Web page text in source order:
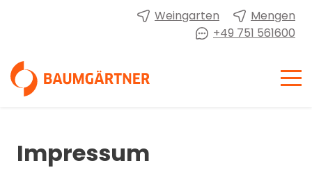
Weingarten
Mengen
+49 751 561600
Impressum